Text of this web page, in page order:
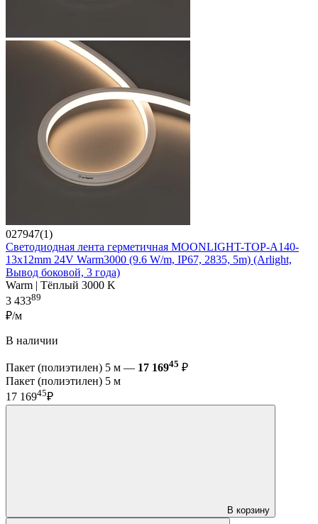
027947(1)
Светодиодная лента герметичная MOONLIGHT-TOP-A140-
13x12mm 24V Warm3000 (9.6 W/m, IP67, 2835, 5m) (Arlight,
Вывод боковой, 3 года)
Warm | Тёплый 3000 K
3 43389
₽/м
В наличии
Пакет (полиэтилен) 5 м — 17 16945 ₽
Пакет (полиэтилен) 5 м
17 16945₽
В корзину